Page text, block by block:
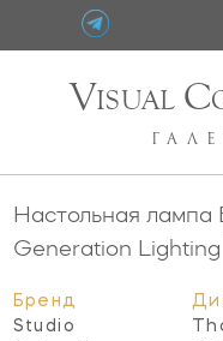
VISUAL C
Настольная лампа
Generation
Бренд
Studio